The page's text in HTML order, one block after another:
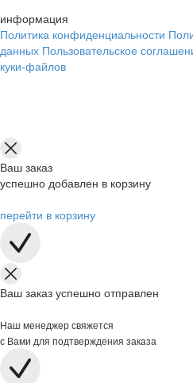
информация
Политика конфиденциальности
данных Пользовательское
куки-файлов
Ваш заказ
успешно добавлен в корзину
перейти в корзину
Ваш заказ успешно отправлен
Наш менеджер свяжется
с Вами для подтверждения заказа